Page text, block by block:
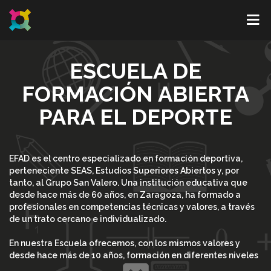
ESCUELA DE
FORMACIÓN ABIERTA
PARA EL DEPORTE
EFAD es el centro especializado en formación deportiva,
perteneciente SEAS, Estudios Superiores Abiertos y, por
tanto, al Grupo San Valero. Una institución educativa que
desde hace más de 60 años, en Zaragoza, ha formado a
profesionales en competencias técnicas y valores, a través
de un trato cercano e individualizado.
En nuestra Escuela ofrecemos, con los mismos valores y
desde hace más de 10 años, formación en diferentes niveles
académicos (desde cursos especializados a másteres) en